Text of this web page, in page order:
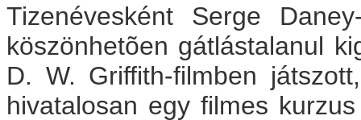
Tizenévesként Serge
köszönhetõen gátlástalanul
D. W. Griffith-filmben
hivatalosan egy filmes